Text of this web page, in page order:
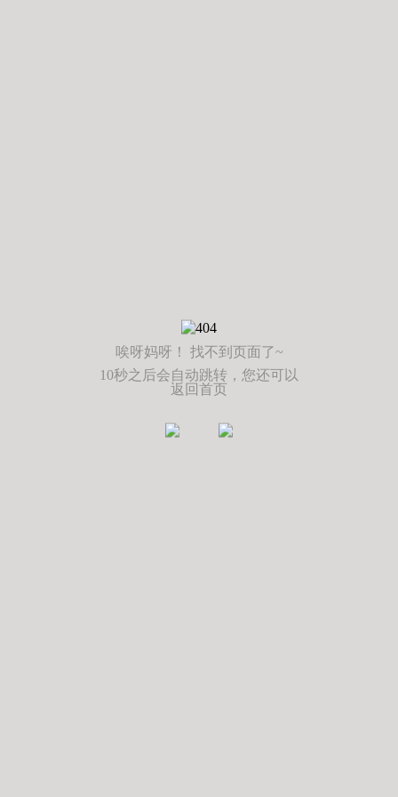
唉呀妈呀！ 找不到页面了~
10秒之后会自动跳转，您还可以
返回首页